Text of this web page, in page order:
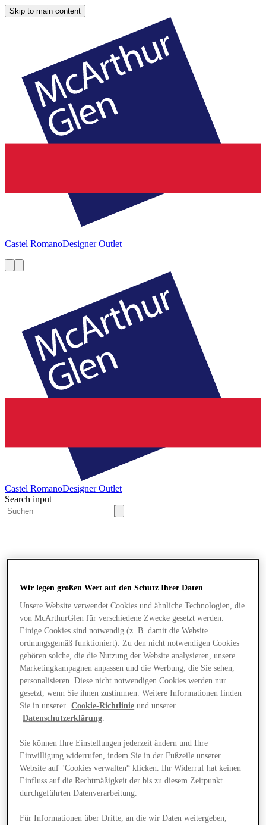
Skip to main content
Castel RomanoDesigner Outlet
Castel RomanoDesigner Outlet
Search input
Läden
Wir legen großen Wert auf den Schutz Ihrer Daten
Unsere Website verwendet Cookies und ähnliche Technologien, die
von McArthurGlen für verschiedene Zwecke gesetzt werden.
Einige Cookies sind notwendig (z. B. damit die Website
ordnungsgemäß funktioniert). Zu den nicht notwendigen Cookies
gehören solche, die die Nutzung der Website analysieren, unsere
Marketingkampagnen anpassen und die Werbung, die Sie sehen,
personalisieren. Diese nicht notwendigen Cookies werden nur
gesetzt, wenn Sie ihnen zustimmen. Weitere Informationen finden
Sie in unserer
Cookie-Richtlinie und unserer
Datenschutzerklärung
Sie können Ihre Einstellungen jederzeit ändern und Ihre
Einwilligung widerrufen, indem Sie in der Fußzeile unserer
Website auf "Cookies verwalten“ klicken. Ihr Widerruf hat keinen
Einfluss auf die Rechtmäßigkeit der bis zu diesem Zeitpunkt
durchgeführten Datenverarbeitung.
Für Informationen über Dritte, an die wir Daten weitergeben,